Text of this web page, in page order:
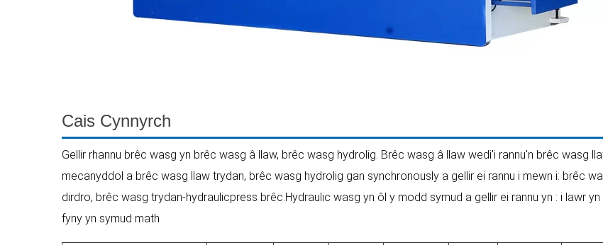
Cais Cynnyrch
Gellir rhannu brêc wasg yn brêc wasg â llaw, brêc wasg hydrolig. Brêc wasg â llaw wedi'i rannu'n brêc wasg
mecanyddol a brêc wasg llaw trydan, brêc wasg hydrolig gan synchronously a gellir ei rannu i mewn i: brêc
dirdro, brêc wasg trydan-hydraulicpress brêc.Hydraulic wasg yn ôl y modd symud a gellir ei rannu yn : i lawr
fyny yn symud math